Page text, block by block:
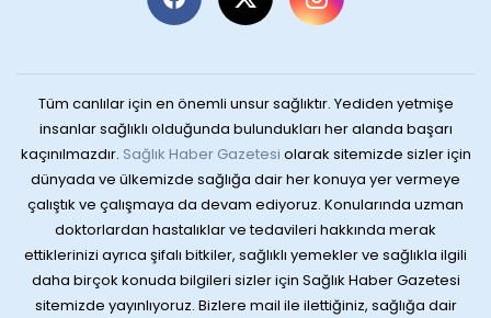
Tüm canlılar için en önemli unsur sağlıktır. Yediden yetmişe
insanlar sağlıklı olduğunda bulundukları her alanda başarı
kaçınılmazdır. Sağlık Haber Gazetesi olarak sitemizde sizler için
dünyada ve ülkemizde sağlığa dair her konuya yer vermeye
çalıştık ve çalışmaya da devam ediyoruz. Konularında uzman
doktorlardan hastalıklar ve tedavileri hakkında merak
ettiklerinizi ayrıca şifalı bitkiler, sağlıklı yemekler ve sağlıkla ilgili
daha birçok konuda bilgileri sizler için Sağlık Haber Gazetesi
sitemizde yayınlıyoruz. Bizlere mail ile ilettiğiniz, sağlığa dair